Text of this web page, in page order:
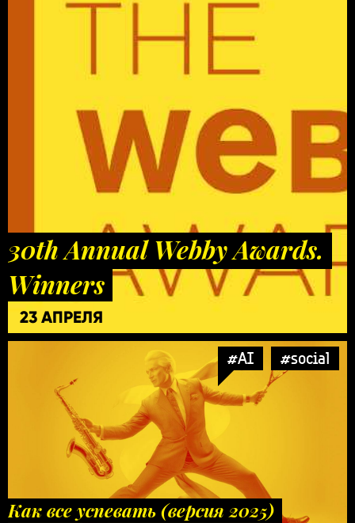
30th Annual Webby Awards.
Winners
23 АПРЕЛЯ
#AI #social
Как все успевать (версия 2025)